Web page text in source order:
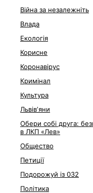
Війна за незалежніть
Влада
Екологія
Корисне
Коронавірус
Кримінал
Культура
Львівʼяни
Обери собі друга:
в ЛКП «Лев»
Общество
Петиції
Подорожуй із 032
Політика